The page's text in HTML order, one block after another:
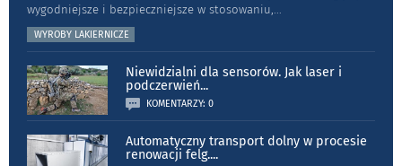
wygodniejsze i bezpieczniejsze w stosowaniu,...
WYROBY LAKIERNICZE
Niewidzialni dla sensorów. Jak laser i
podczerwień...
KOMENTARZY: 0
Automatyczny transport dolny w procesie
renowacji felg....